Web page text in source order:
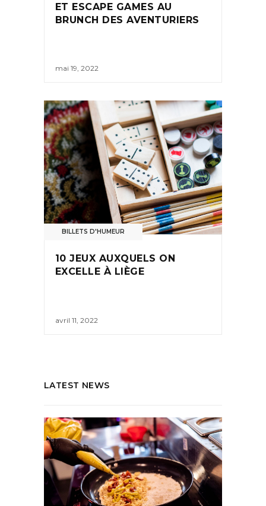
ET ESCAPE GAMES AU
BRUNCH DES AVENTURIERS
mai 19, 2022
BILLETS D'HUMEUR
10 JEUX AUXQUELS ON
EXCELLE À LIÈGE
avril 11, 2022
LATEST NEWS